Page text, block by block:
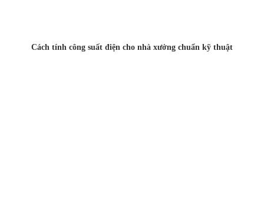
Cách tính công suất điện cho nhà xưởng chuẩn kỹ thuật